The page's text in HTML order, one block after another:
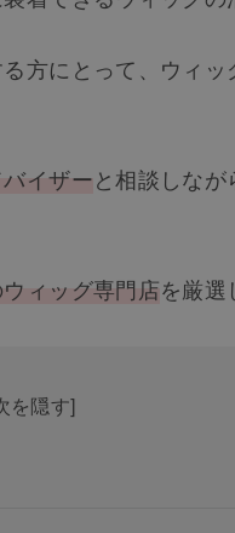
方にとって、ウィ
イザーと相談しな
ィッグ専門店を厳選
を隠す]